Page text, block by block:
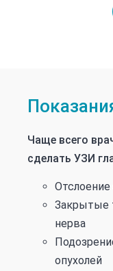
Чаще всего
сделать УЗИ
Отслоение
Закрытые
нерва
опухолей